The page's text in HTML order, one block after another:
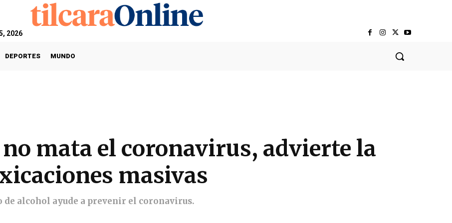
2026
DEPORTES MUNDO
mata el coronavirus, advierte la
masivas
de alcohol ayude a prevenir el coronavirus.